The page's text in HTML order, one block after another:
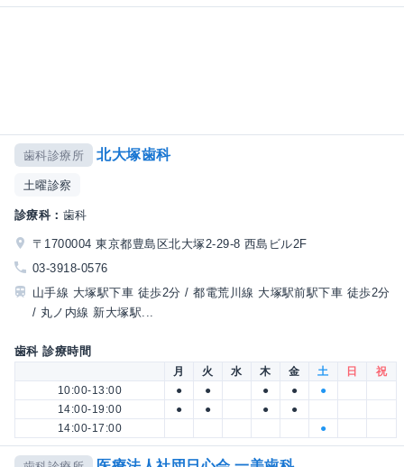
歯科診療所 北大塚歯科
土曜診察
診療科： 歯科
〒1700004 東京都豊島区北大塚2-29-8 西島ビル2F
03-3918-0576
山手線 大塚駅下車 徒歩2分 / 都電荒川線 大塚駅前駅下車 徒歩2分
/ 丸ノ内線 新大塚駅...
歯科 診療時間
月 火 水 木 金 土 日
祝
10:00-13:00
● ● ● ●
●
14:00-19:00
● ● ●
●
14:00-17:00
●